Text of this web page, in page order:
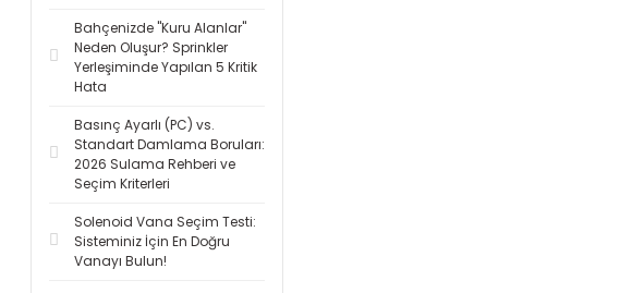
Bahçenizde "Kuru Alanlar"
Neden Oluşur? Sprinkler
Yerleşiminde Yapılan 5 Kritik
Hata
Basınç Ayarlı (PC) vs.
Standart Damlama Boruları:
2026 Sulama Rehberi ve
Seçim Kriterleri
Solenoid Vana Seçim Testi:
Sisteminiz İçin En Doğru
Vanayı Bulun!